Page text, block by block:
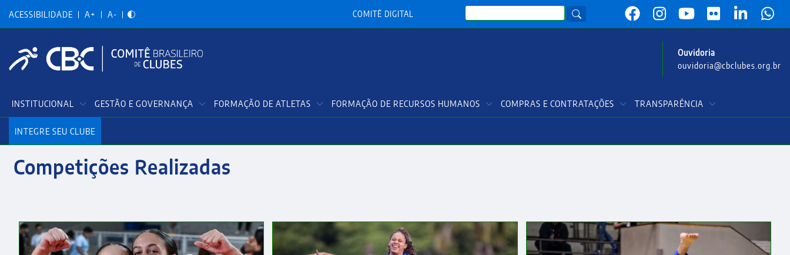
para
conteúdo
ACESSIBILIDADE A+ A- COMITÊ DIGITAL
Search
Ouvidoria
ouvidoria@cbclubes.org.br
Principal
INSTITUCIONAL GESTÃO E GOVERNANÇA FORMAÇÃO DE ATLETAS FORMAÇÃO DE RECURSOS HUMANOS COMPRAS E CONTRATAÇÕES TRANSPARÊNCIA
INTEGRE SEU CLUBE
Competições Realizadas